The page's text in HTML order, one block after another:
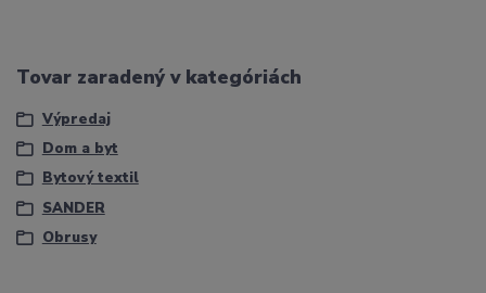
Tovar zaradený v kategóriách
Výpredaj
Dom a byt
Bytový textil
SANDER
Obrusy